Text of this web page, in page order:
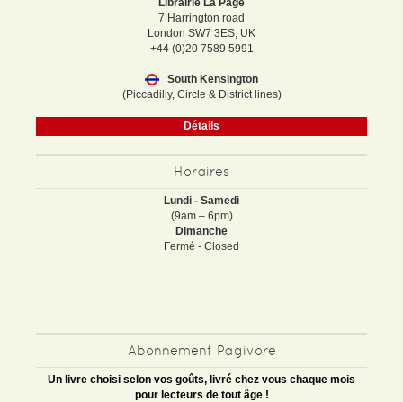
Librairie La Page
7 Harrington road
London SW7 3ES, UK
+44 (0)20 7589 5991
South Kensington
(Piccadilly, Circle & District lines)
Détails
Horaires
Lundi - Samedi
(9am – 6pm)
Dimanche
Fermé - Closed
Abonnement Pagivore
Un livre choisi selon vos goûts, livré chez vous chaque mois
pour lecteurs de tout âge !